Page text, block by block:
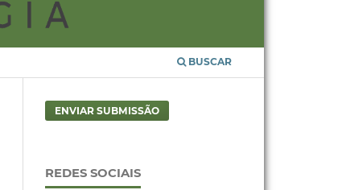
BUSCAR
ENVIAR SUBMISSÃO
REDES SOCIAIS